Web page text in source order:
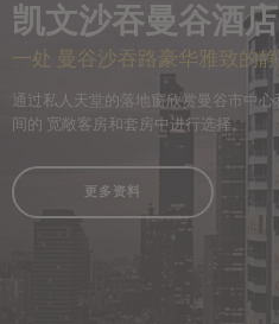
凯文沙吞曼谷酒店
一处 曼谷沙吞路豪华雅致的
通过私人天堂的落地窗欣赏曼谷市中
间的 宽敞客房和套房中进行选择。
更多资料